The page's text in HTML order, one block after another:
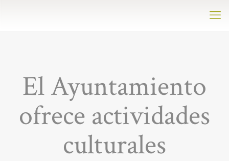
El Ayuntamiento
ofrece actividades
culturales